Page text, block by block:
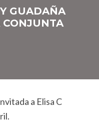
GUADAÑA
a Elisa C